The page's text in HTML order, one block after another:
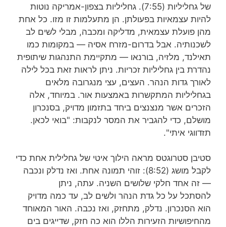
של גחליליות (7:55).
גחליליות בצפון-אמריקה נוטות
להיות עצמאיות בפעולתן. הן מתעלמות זו מזו. כל אחת
מהן פועלת עצמאית, מדליקה ומכבה, מבלי לשים לב
לשכנותיה. אבל בדרום-מזרח אסיה — במקומות כמו
תאילנד, מלזיה, בורנאו — מתקיימת התנהגות שיתופית
נהדרת בין גחליליות זכריות. ניתן לראות זאת בכל לילה
לאורך גדות הנהר. העצים, עצי מנגרובה מלאים
בגחליליות המתקשרות באמצעות אור. במיוחד, אלה
הזכרים אשר מנצנצים ביחד בתזמון מדויק, בסנכרון
מושלם, כדי להגביר את המסר לנקבות: "בואי לכאן.
תזדווגי איתי".
סטיבן סטרוגטס מראה הילוך איטי של גחלילית אחת כדי
לקבל מושג (8:52):
זוהי תמונה אחת. ואז נדלק ונכבה
— זה אחד חלקי שלושים השניה. עתה, ניתן
להסתכל על כל גדת הנהר ולשים לב, עד כמה מדויק
הוא הסנכרון. נדלק, מתחזק, ואז נכבה. האור המאוחד
מהחיפושיות הזעירות הללו הוא כה חזק, שדייגים בים